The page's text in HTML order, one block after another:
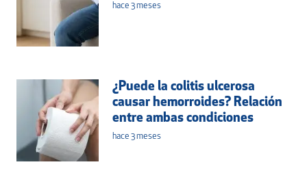
hace 3 meses
¿Puede la colitis ulcerosa
causar hemorroides? Relación
entre ambas condiciones
hace 3 meses